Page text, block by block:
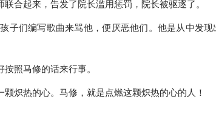
合起来，告发了院长滥用惩罚，院长被驱逐了。
子们编写歌曲来骂他，便厌恶他们。他是从中发现
照马修的话来行事。
炽热的心。马修，就是点燃这颗炽热的心的人！